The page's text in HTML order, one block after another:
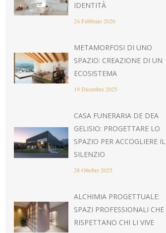
IDENTITÀ
24 Febbraio 2026
METAMORFOSI DI UNO
SPAZIO: CREAZIONE DI UN
ECOSISTEMA
19 Dicembre 2025
CASA FUNERARIA DE DEA
GELISIO: PROGETTARE LO
SPAZIO PER ACCOGLIERE IL
SILENZIO
28 Ottobre 2025
ALCHIMIA PROGETTUALE:
SPAZI PROFESSIONALI CHE
RISPETTANO CHI LI VIVE